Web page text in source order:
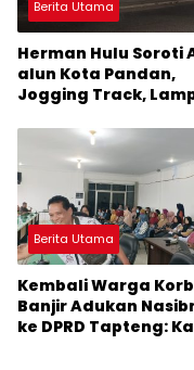
Berita Utama
Herman Hulu Soroti
alun Kota Pandan,
Jogging Track,
Tak Terurus
Berita Utama
Kembali Warga
Banjir Adukan
ke DPRD Tapteng: